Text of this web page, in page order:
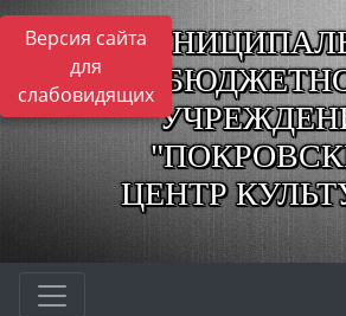
Версия сайта
для
слабовидящих
ЦЕНТР